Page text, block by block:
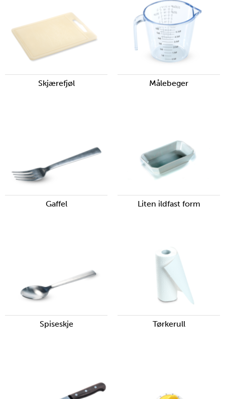
Skjærefjøl Målebeger
Gaffel Liten ildfast form
Spiseskje Tørkerull